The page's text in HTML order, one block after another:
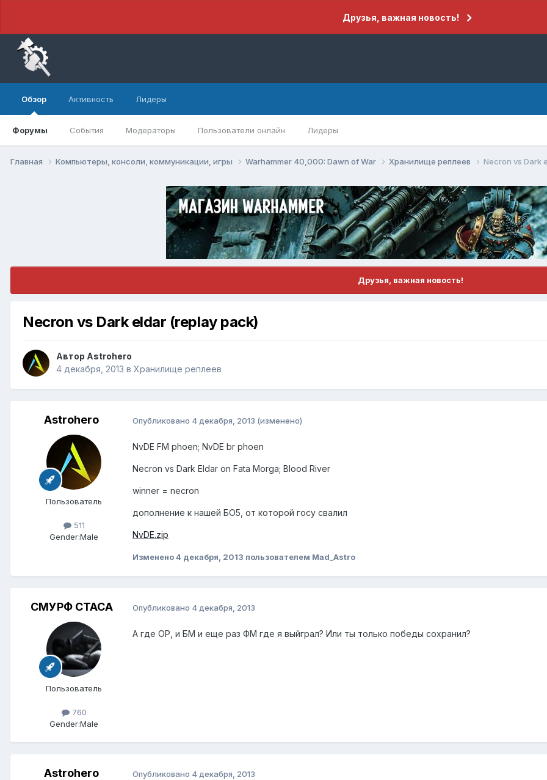
Друзья, важная новость!
Обзор
Форумы События Модераторы Пользователи онлайн Лидеры
Активность Лидеры
Главная Компьютеры, консоли, коммуникации, игры Warhammer 40,000: Dawn of War Хранилище реплеев Necron vs Dark
Друзья, важная новость!
Necron vs Dark eldar (replay pack)
Автор Astrohero
4 декабря, 2013 в Хранилище реплеев
Astrohero
Пользователь
511
Gender:Male
Опубликовано 4 декабря, 2013 (изменено)
NvDE FM phoen; NvDE br phoen
Necron vs Dark Eldar on Fata Morga; Blood River
winner = necron
дополнение к нашей БО5, от которой госу свалил
NvDE.zip
Изменено4 декабря, 2013 пользователем Mad_Astro
СМУРФ СТАСА
Пользователь
760
Gender:Male
Опубликовано 4 декабря, 2013
А где ОР, и БМ и еще раз ФМ где я выйграл? Или ты только победы сохранил?
Astrohero Опубликовано 4 декабря, 2013